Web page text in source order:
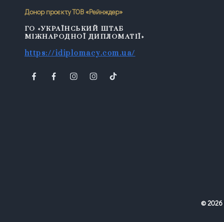
Донор проєкту ТОВ «Рейнждер»
ГО «УКРАЇНСЬКИЙ ШТАБ
МІЖНАРОДНОЇ ДИПЛОМАТІЇ»
https://idiplomacy.com.ua/
©2026